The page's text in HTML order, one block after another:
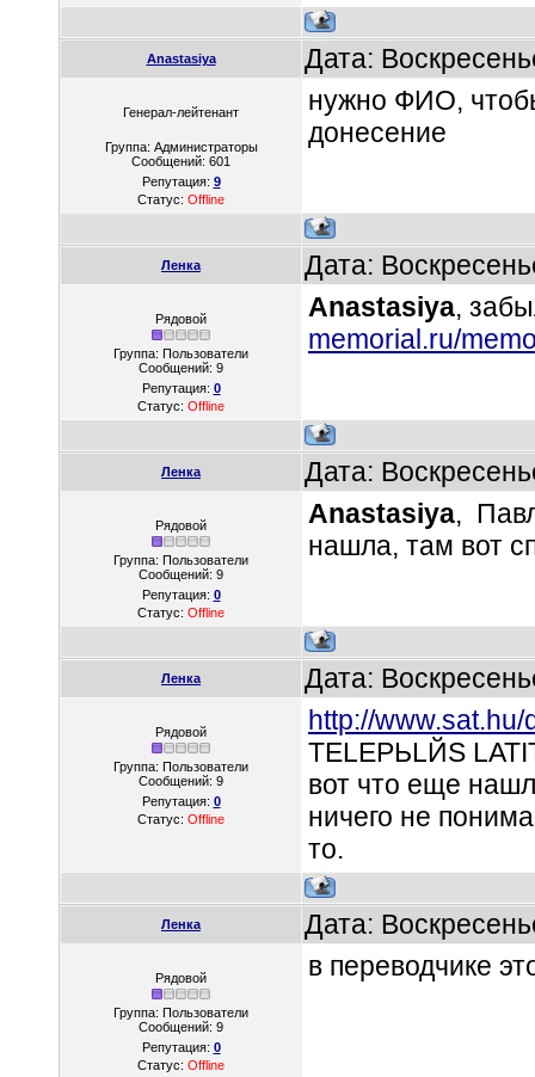
Anastasiya Дата:
Генерал-лейтенант
Группа: Администраторы
Сообщений: 601
Репутация: 9
Статус: Offline
нужно ФИО,
донесение
Ленка Дата:
Рядовой
Группа: Пользователи
Сообщений: 9
Репутация: 0
Статус: Offline
Anastasiya,
memorial.ru/
Ленка Дата:
Рядовой
Группа: Пользователи
Сообщений: 9
Репутация: 0
Статус: Offline
Anastasiya,
нашла, там вот
Ленка Дата:
Рядовой
Группа: Пользователи
Сообщений: 9
Репутация: 0
Статус: Offline
http://
TELEPЬLЙS
вот что еще
ничего не
то.
Ленка Дата:
Рядовой
Группа: Пользователи
Сообщений: 9
Репутация: 0
Статус: Offline
в переводчике